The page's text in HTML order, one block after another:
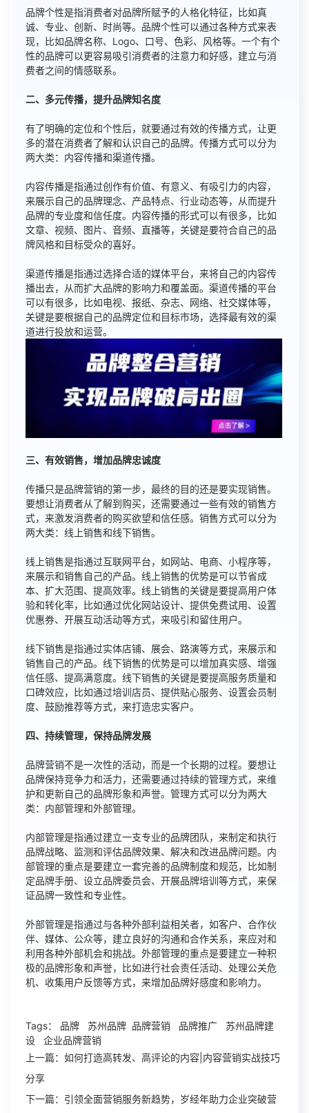
品牌个性是指消费者对品牌所赋予的人格化特征，比如真
诚、专业、创新、时尚等。品牌个性可以通过各种方式来表
现，比如品牌名称、Logo、口号、色彩、风格等。一个有个
性的品牌可以更容易吸引消费者的注意力和好感，建立与消
费者之间的情感联系。
二、多元传播，提升品牌知名度
有了明确的定位和个性后，就要通过有效的传播方式，让更
多的潜在消费者了解和认识自己的品牌。传播方式可以分为
两大类：内容传播和渠道传播。
内容传播是指通过创作有价值、有意义、有吸引力的内容，
来展示自己的品牌理念、产品特点、行业动态等，从而提升
品牌的专业度和信任度。内容传播的形式可以有很多，比如
文章、视频、图片、音频、直播等，关键是要符合自己的品
牌风格和目标受众的喜好。
渠道传播是指通过选择合适的媒体平台，来将自己的内容传
播出去，从而扩大品牌的影响力和覆盖面。渠道传播的平台
可以有很多，比如电视、报纸、杂志、网络、社交媒体等，
关键是要根据自己的品牌定位和目标市场，选择最有效的渠
道进行投放和运营。
三、有效销售，增加品牌忠诚度
传播只是品牌营销的第一步，最终的目的还是要实现销售。
要想让消费者从了解到购买，还需要通过一些有效的销售方
式，来激发消费者的购买欲望和信任感。销售方式可以分为
两大类：线上销售和线下销售。
线上销售是指通过互联网平台，如网站、电商、小程序等，
来展示和销售自己的产品。线上销售的优势是可以节省成
本、扩大范围、提高效率。线上销售的关键是要提高用户体
验和转化率，比如通过优化网站设计、提供免费试用、设置
优惠券、开展互动活动等方式，来吸引和留住用户。
线下销售是指通过实体店铺、展会、路演等方式，来展示和
销售自己的产品。线下销售的优势是可以增加真实感、增强
信任感、提高满意度。线下销售的关键是要提高服务质量和
口碑效应，比如通过培训店员、提供贴心服务、设置会员制
度、鼓励推荐等方式，来打造忠实客户。
四、持续管理，保持品牌发展
品牌营销不是一次性的活动，而是一个长期的过程。要想让
品牌保持竞争力和活力，还需要通过持续的管理方式，来维
护和更新自己的品牌形象和声誉。管理方式可以分为两大
类：内部管理和外部管理。
内部管理是指通过建立一支专业的品牌团队，来制定和执行
品牌战略、监测和评估品牌效果、解决和改进品牌问题。内
部管理的重点是要建立一套完善的品牌制度和规范，比如制
定品牌手册、设立品牌委员会、开展品牌培训等方式，来保
证品牌一致性和专业性。
外部管理是指通过与各种外部利益相关者，如客户、合作伙
伴、媒体、公众等，建立良好的沟通和合作关系，来应对和
利用各种外部机会和挑战。外部管理的重点是要建立一种积
极的品牌形象和声誉，比如进行社会责任活动、处理公关危
机、收集用户反馈等方式，来增加品牌好感度和影响力。
Tags： 品牌 苏州品牌 品牌营销 品牌推广 苏州品牌建
设 企业品牌营销
上一篇：如何打造高转发、高评论的内容|内容营销实战技巧
分享
下一篇：引领全面营销服务新趋势，岁经年助力企业突破营